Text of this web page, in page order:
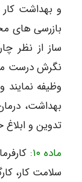
و بهداشت
بازرسی های
ساز از نظر
نگرش درست
وظیفه نمایند
بهداشت،
تدوین و
ماده ۱۰:
سلامت کار،